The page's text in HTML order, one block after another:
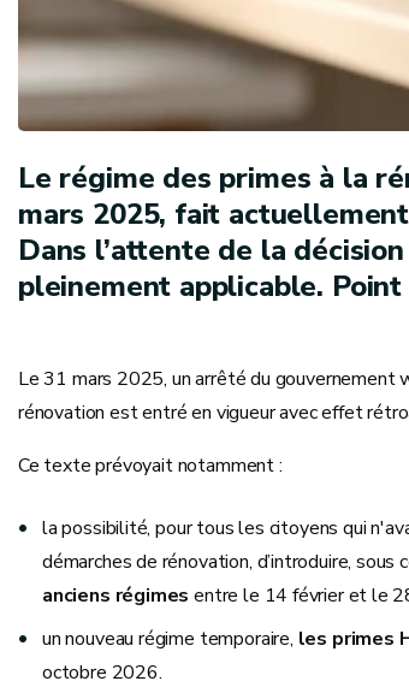
Le régime des primes à la
mars 2025, fait
Dans l’attente de la
pleinement applicable.
Le 31 mars 2025, un arrêté du gouvernement
rénovation est entré en vigueur avec effet
Ce texte prévoyait notamment :
la possibilité, pour tous les citoyens qui
démarches de rénovation, d’introduire, sous
anciens régimes entre le 14 février et le
un nouveau régime temporaire, les primes
octobre 2026.